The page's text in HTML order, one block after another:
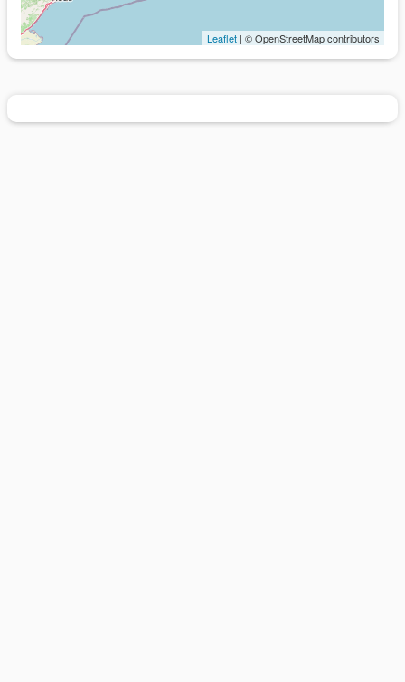
Leaflet | © OpenStreetMap contributors